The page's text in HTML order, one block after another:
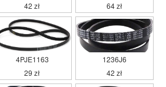
42 zł
64 zł
4PJE1163
29 zł
1236J6
42 zł